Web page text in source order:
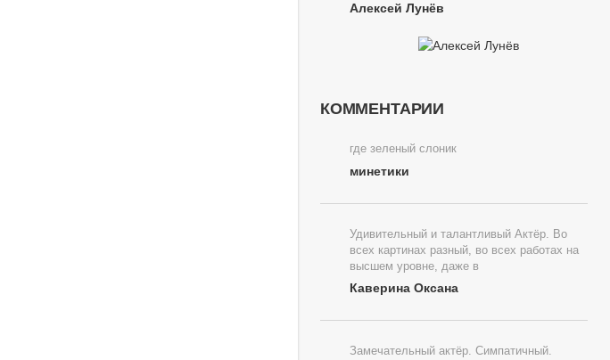
Алексей Лунёв
КОММЕНТАРИИ
где зеленый слоник
минетики
Удивительный и талантливый Актёр. Во
всех картинах разный, во всех работах на
высшем уровне, даже в
Каверина Оксана
Замечательный актёр. Симпатичный.